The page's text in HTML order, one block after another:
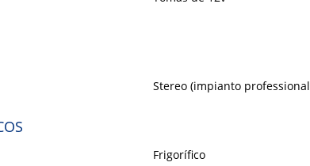
Stereo (impianto
Frigorífico